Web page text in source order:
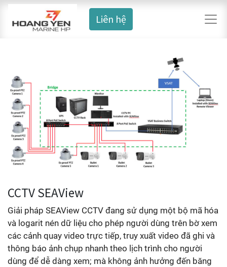
Liên hệ
CCTV SEAView
Giải pháp SEAView CCTV đang sử dụng một bộ mã hóa
và logarit nén dữ liệu cho phép người dùng trên bờ xem
các cảnh quay video trực tiếp, truy xuất video đã ghi và
thông báo ảnh chụp nhanh theo lịch trình cho người
dùng để dễ dàng xem; mà không ảnh hưởng đến băng